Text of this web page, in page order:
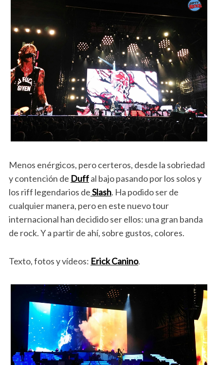
Menos enérgicos, pero certeros, desde la sobriedad
y contención de Duffal bajo pasando por los solos y
los riff legendarios deSlash. Ha podido ser de
cualquier manera, pero en este nuevo tour
internacional han decidido ser ellos: una gran banda
de rock. Y a partir de ahí, sobre gustos, colores.
Texto, fotos y vídeos: Erick Canino.